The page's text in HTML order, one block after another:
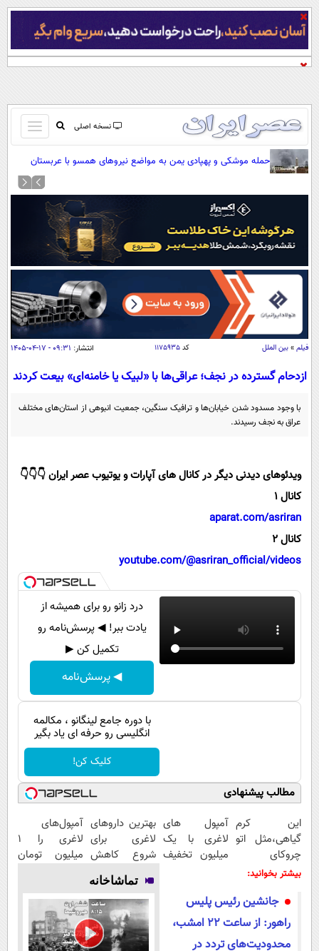
نسخه اصلی
باز
و
بسته
کردن
صفحه اول
آرشیو
نظرسنجی
آب و هوا
اوقات شرعی
سواد زندگی
اقتصاد
اقتصادی
جامعه
یک برش دانایی
علم و دانش
مجله تصویری سلاح
اقتصاد
ورزش
گوناگون
حوادث
محیط زیست
سلامت
فرهنگی
بین الملل
اجتماعی
حیات وحش
عصر ایران 2
خواندنی ها و دیدنی ها
آشپزی
آموزش زبان
حمله موشکی و پهپادی یمن به مواضع نیروهای همسو با عربستان
فیلم » بین الملل کد ۱۱۷۵۹۳۵ انتشار: ۰۹:۳۱ - ۱۷-۰۴-۱۴۰۵
ازدحام گسترده در نجف؛ عراقی‌ها با «لبیک یا خامنه‌ای» بیعت کردند
با وجود مسدود شدن خیابان‌ها و ترافیک سنگین، جمعیت انبوهی از استان‌های مختلف
عراق به نجف رسیدند.
ویدئوهای دیدنی دیگر در کانال های آپارات و یوتیوب عصر ایران 👇👇👇
کانال 1
aparat.com/asriran
کانال 2
youtube.com/@asriran_official/videos
درد زانو رو برای همیشه از
یادت ببر! ◀ پرسش‌نامه رو
تکمیل کن ▶
◀ پرسش‌نامه
با دوره جامع لینگانو ، مکالمه
انگلیسی رو حرفه ای یاد بگیر
کلیک کن!
مطالب پیشنهادی
این کرم
گیاهی،مثل اتو
چروکای
پوستتوصاف
آمپول های
لاغری با یک
میلیون تخفیف
معتبر
بهترین داروهای
لاغری برای
شروع کاهش
وزن، ارسال از
داروخانه های
نزدیکت!
آمپول‌های
لاغری را ۱
میلیون تومان
بیشتر بخوانید:
جانشین رئیس پلیس
راهور: از ساعت ۲۲ امشب،
محدودیت‌های تردد در
تماشاخانه